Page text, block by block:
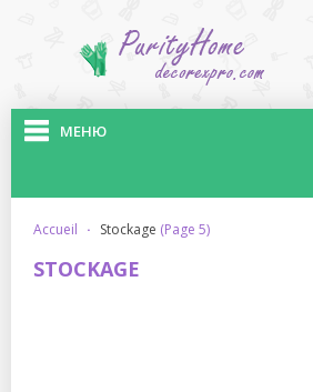
МЕНЮ
accueil · stockage (Page 5)
STOCKAGE